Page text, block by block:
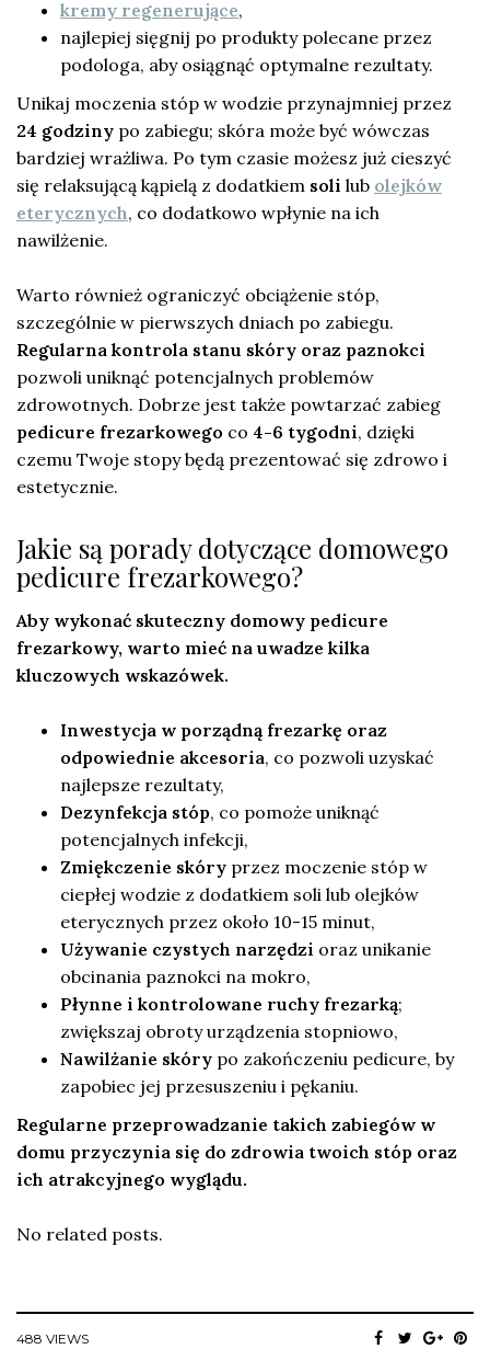
kremy regenerujące,
najlepiej sięgnij po produkty polecane przez
podologa, aby osiągnąć optymalne rezultaty.
Unikaj moczenia stóp w wodzie przynajmniej przez
24 godziny po zabiegu; skóra może być wówczas
bardziej wrażliwa. Po tym czasie możesz już cieszyć
się relaksującą kąpielą z dodatkiem soli lub olejków
eterycznych, co dodatkowo wpłynie na ich
nawilżenie.
Warto również ograniczyć obciążenie stóp,
szczególnie w pierwszych dniach po zabiegu.
Regularna kontrola stanu skóry oraz paznokci
pozwoli uniknąć potencjalnych problemów
zdrowotnych. Dobrze jest także powtarzać zabieg
pedicure frezarkowego co 4-6 tygodni, dzięki
czemu Twoje stopy będą prezentować się zdrowo i
estetycznie.
Jakie są porady dotyczące domowego
pedicure frezarkowego?
Aby wykonać skuteczny domowy pedicure
frezarkowy, warto mieć na uwadze kilka
kluczowych wskazówek.
Inwestycja w porządną frezarkę oraz
odpowiednie akcesoria, co pozwoli uzyskać
najlepsze rezultaty,
Dezynfekcja stóp, co pomoże uniknąć
potencjalnych infekcji,
Zmiękczenie skóry przez moczenie stóp w
ciepłej wodzie z dodatkiem soli lub olejków
eterycznych przez około 10-15 minut,
Używanie czystych narzędzi oraz unikanie
obcinania paznokci na mokro,
Płynne i kontrolowane ruchy frezarką;
zwiększaj obroty urządzenia stopniowo,
Nawilżanie skóry po zakończeniu pedicure, by
zapobiec jej przesuszeniu i pękaniu.
Regularne przeprowadzanie takich zabiegów w
domu przyczynia się do zdrowia twoich stóp oraz
ich atrakcyjnego wyglądu.
No related posts.
488 VIEWS